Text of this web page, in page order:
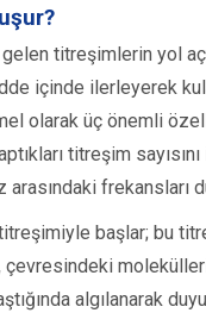
titreşimlerin yol
içinde ilerleyerek
olarak üç önemli
titreşim
frekansları
başlar; bu
çevresindeki
algılanarak